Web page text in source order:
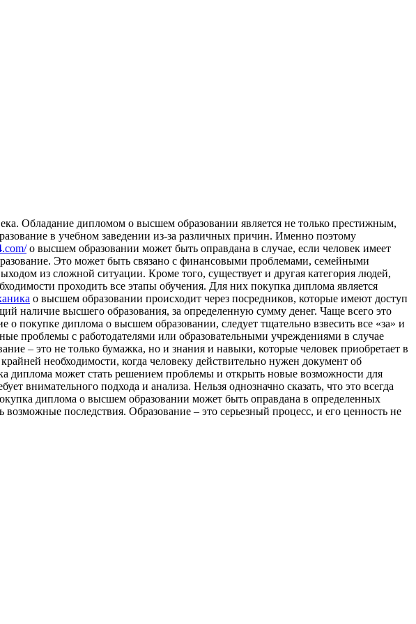
Обладание дипломом о высшем образовании является не только престижным,
в учебном заведении из-за различных причин. Именно поэтому
о высшем образовании может быть оправдана в случае, если человек имеет
Это может быть связано с финансовыми проблемами, семейными
из сложной ситуации. Кроме того, существует и другая категория людей,
проходить все этапы обучения. Для них покупка диплома является
о высшем образовании происходит через посредников, которые имеют доступ
высшего образования, за определенную сумму денег. Чаще всего это
покупке диплома о высшем образовании, следует тщательно взвесить все «за» и
проблемы с работодателями или образовательными учреждениями в случае
– это не только бумажка, но и знания и навыки, которые человек приобретает в
необходимости, когда человеку действительно нужен документ об
диплома может стать решением проблемы и открыть новые возможности для
внимательного подхода и анализа. Нельзя однозначно сказать, что это всегда
диплома о высшем образовании может быть оправдана в определенных
последствия. Образование – это серьезный процесс, и его ценность не